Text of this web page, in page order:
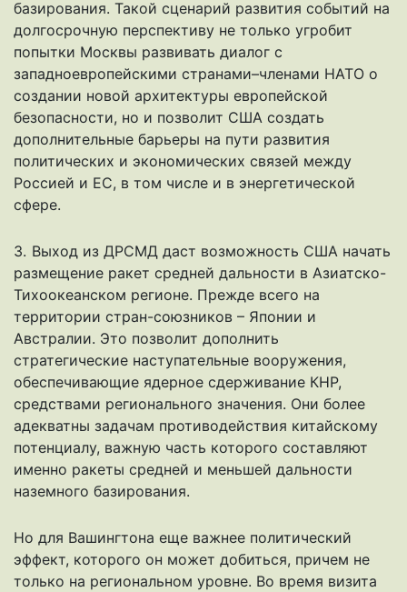
базирования. Такой сценарий развития событий на
долгосрочную перспективу не только угробит
попытки Москвы развивать диалог с
западноевропейскими странами–членами НАТО о
создании новой архитектуры европейской
безопасности, но и позволит США создать
дополнительные барьеры на пути развития
политических и экономических связей между
Россией и ЕС, в том числе и в энергетической
сфере.
3. Выход из ДРСМД даст возможность США начать
размещение ракет средней дальности в Азиатско-
Тихоокеанском регионе. Прежде всего на
территории стран-союзников – Японии и
Австралии. Это позволит дополнить
стратегические наступательные вооружения,
обеспечивающие ядерное сдерживание КНР,
средствами регионального значения. Они более
адекватны задачам противодействия китайскому
потенциалу, важную часть которого составляют
именно ракеты средней и меньшей дальности
наземного базирования.
Но для Вашингтона еще важнее политический
эффект, которого он может добиться, причем не
только на региональном уровне. Во время визита